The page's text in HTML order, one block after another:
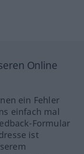
Online
ein Fehler
einfach mal
Formular
ist